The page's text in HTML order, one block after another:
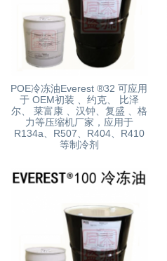
POE冷冻油Everest ®32 可应用
于 OEM初装 、约克、 比泽
尔、 莱富康 、汉钟、复盛 、格
力等压缩机厂家，应用于
R134a、R507、R404、R410
等制冷剂